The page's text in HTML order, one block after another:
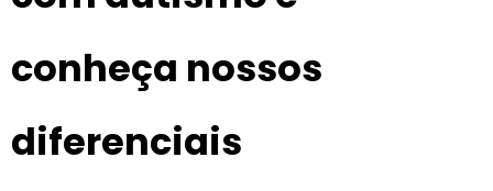
conheça nossos
diferenciais